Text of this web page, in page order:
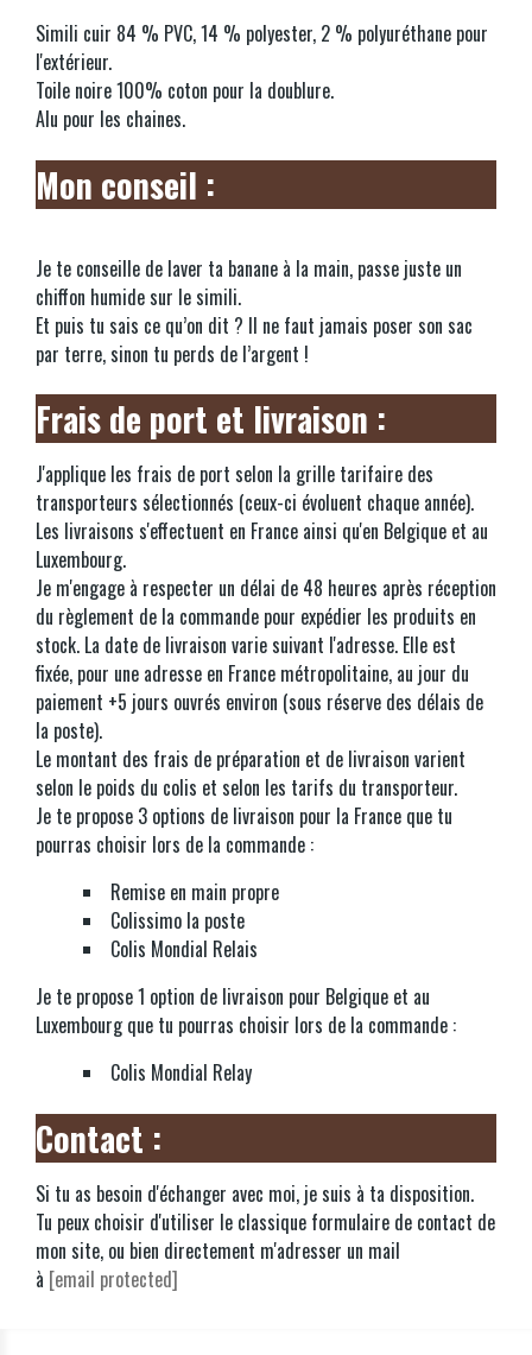
Simili cuir 84 % PVC, 14 % polyester, 2 % polyuréthane pour
l'extérieur.
Toile noire 100% coton pour la doublure.
Alu pour les chaines.
Mon conseil :
Je te conseille de laver ta banane à la main, passe juste un
chiffon humide sur le simili.
Et puis tu sais ce qu’on dit ? Il ne faut jamais poser son sac
par terre, sinon tu perds de l’argent !
Frais de port et livraison :
J'applique les frais de port selon la grille tarifaire des
transporteurs sélectionnés (ceux-ci évoluent chaque année).
Les livraisons s'effectuent en France ainsi qu'en Belgique et au
Luxembourg.
Je m'engage à respecter un délai de 48 heures après réception
du règlement de la commande pour expédier les produits en
stock. La date de livraison varie suivant l'adresse. Elle est
fixée, pour une adresse en France métropolitaine, au jour du
paiement +5 jours ouvrés environ (sous réserve des délais de
la poste).
Le montant des frais de préparation et de livraison varient
selon le poids du colis et selon les tarifs du transporteur.
Je te propose 3 options de livraison pour la France que tu
pourras choisir lors de la commande :
Remise en main propre
Colissimo la poste
Colis Mondial Relais
Je te propose 1 option de livraison pour Belgique et au
Luxembourg que tu pourras choisir lors de la commande :
Colis Mondial Relay
Contact :
Si tu as besoin d'échanger avec moi, je suis à ta disposition.
Tu peux choisir d'utiliser le classique formulaire de contact de
mon site, ou bien directement m'adresser un mail
à [email protected]